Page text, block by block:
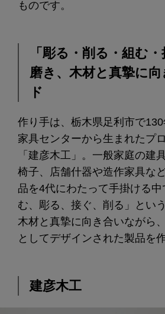
ものです。
「彫る・削る・組む
磨き、木材と真摯に
ド
作り手は、栃木県足利市で
家具センターから生まれたプ
「建彦木工」。一般家庭の建
椅子、店舗什器や造作家具な
品を4代にわたって手掛ける
む、彫る、接ぐ、削る」とい
木材と真摯に向き合いながら
としてデザインされた製品を
建彦木工